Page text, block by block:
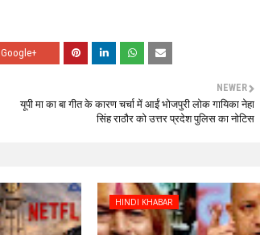
Google+
NEWER
यूपी मा का बा गीत के कारण चर्चा में आईं भोजपुरी लोक गायिका नेहा
सिंह राठौर को उत्तर प्रदेश पुलिस का नोटिस
HINDI KHABAR